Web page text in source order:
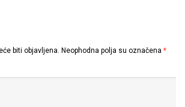
biti objavljena. Neophodna polja su označena *